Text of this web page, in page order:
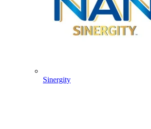
Sinergity